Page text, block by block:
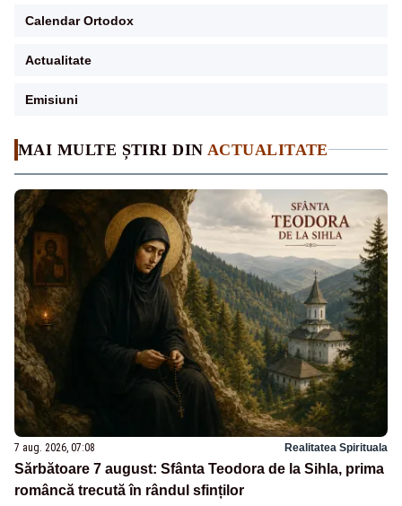
MAI MULTE ȘTIRI DIN ACTUALITATE
7 aug. 2026, 07:08 Realitatea Spirituala
Sărbătoare 7 august: Sfânta Teodora de la Sihla, prima
româncă trecută în rândul sfinților
Calendar Ortodox
Actualitate
Emisiuni